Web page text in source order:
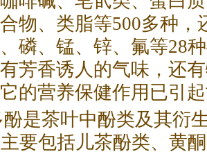
物、类脂等500多种，
磷、锰、锌、氟等28
芳香诱人的气味，还
的营养保健作用已引
茶叶中酚类及其衍生
要包括儿茶酚类、黄